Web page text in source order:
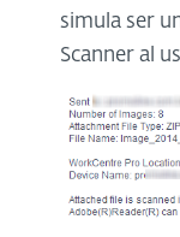
simula ser
Scanner al